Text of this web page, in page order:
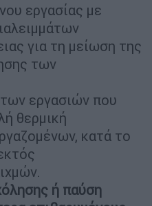
εργασίας με
για τη μείωση της
των
εργασιών που
θερμική
κατά το
ή παύση